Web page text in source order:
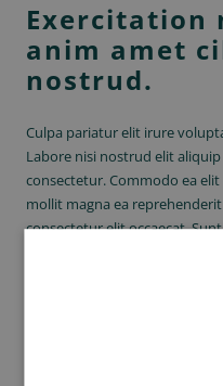
Exercitation
anim amet
nostrud.
Culpa pariatur elit irure
Labore nisi nostrud elit
consectetur. Commodo ea
mollit magna ea
consectetur elit occaecat.